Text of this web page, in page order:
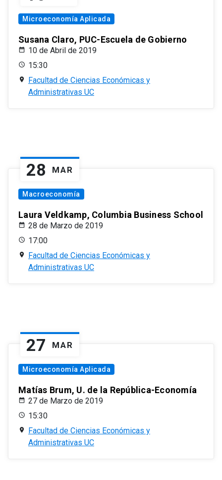
Microeconomía Aplicada
Susana Claro, PUC-Escuela de Gobierno
10 de Abril de 2019
15:30
Facultad de Ciencias Económicas y
Administrativas UC
28 MAR
Macroeconomía
Laura Veldkamp, Columbia Business School
28 de Marzo de 2019
17:00
Facultad de Ciencias Económicas y
Administrativas UC
27 MAR
Microeconomía Aplicada
Matías Brum, U. de la República-Economía
27 de Marzo de 2019
15:30
Facultad de Ciencias Económicas y
Administrativas UC